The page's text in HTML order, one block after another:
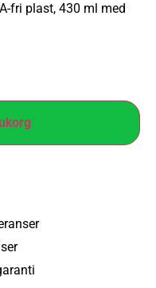
fri plast, 430 ml med